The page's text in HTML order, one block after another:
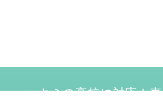
キミの高校に対応！